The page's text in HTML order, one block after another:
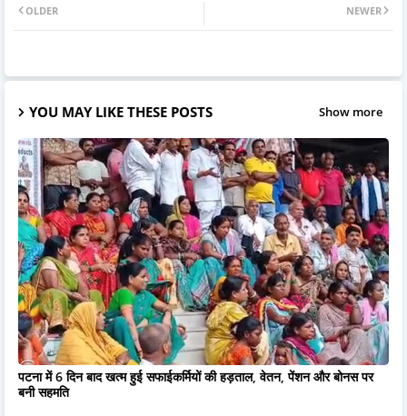
NEWER
OLDER
YOU MAY LIKE THESE POSTS Show more
पटना में 6 दिन बाद खत्म हुई सफाईकर्मियों की हड़ताल, वेतन, पेंशन और बोनस पर
बनी सहमति